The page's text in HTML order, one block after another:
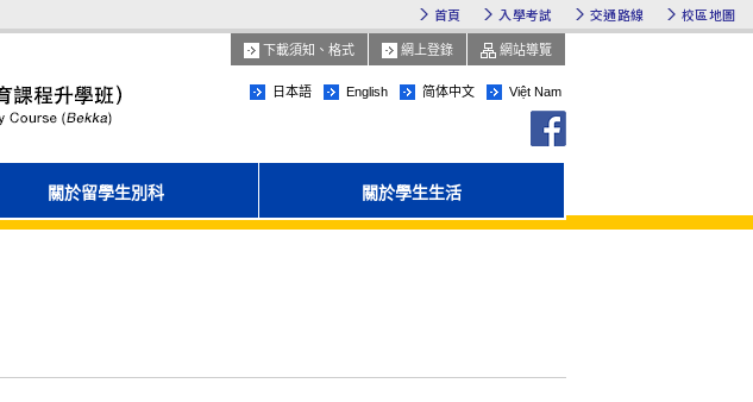
首頁 入學考試 交通路線 校區地圖
下載須知、格式 網上登錄 網站導覽
日本語 English 简体中文 Việt Nam
關於留學生別科 關於學生生活